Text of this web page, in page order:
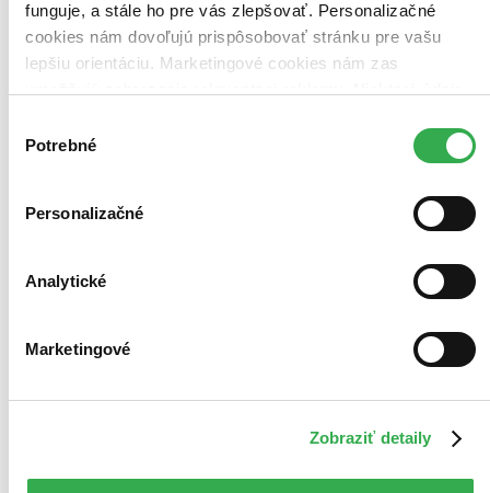
funguje, a stále ho pre vás zlepšovať. Personalizačné
cookies nám dovoľujú prispôsobovať stránku pre vašu
lepšiu orientáciu. Marketingové cookies nám zas
keby sme mohli používať všetky tieto cookies. Ďakujeme!
súhlasu
Potrebné
Personalizačné
Analytické
Marketingové
Zobraziť detaily
Jak vytrhnout velrybě stoličku
CZ
Jana Dítětová